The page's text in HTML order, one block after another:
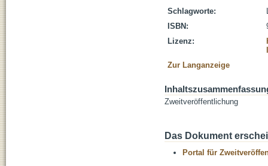
Schlagworte:
ISBN:
Lizenz:
Zur Langanzeige
Zweitveröffentlichung
Das Dokument
Portal für